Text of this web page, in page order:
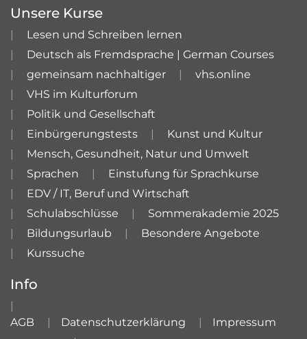
Unsere Kurse
Lesen und Schreiben lernen
Deutsch als Fremdsprache | German Courses
gemeinsam nachhaltiger
vhs.online
VHS im Kulturforum
Politik und Gesellschaft
Einbürgerungstests
Kunst und Kultur
Mensch, Gesundheit, Natur und Umwelt
Sprachen
Einstufung für Sprachkurse
EDV / IT, Beruf und Wirtschaft
Schulabschlüsse
Sommerakademie 2025
Bildungsurlaub
Besondere Angebote
Kurssuche
Info
AGB Datenschutzerklärung Impressum